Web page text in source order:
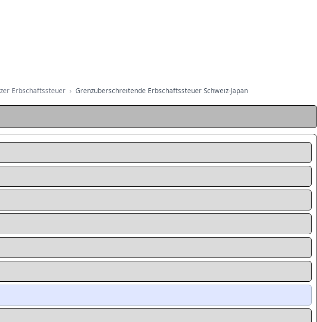
Erbschaftssteuer Grenzüberschreitende Erbschaftssteuer Schweiz-Japan